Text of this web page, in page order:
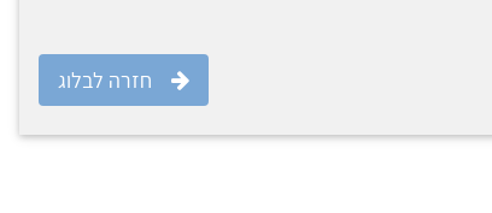
חזרה לבלוג